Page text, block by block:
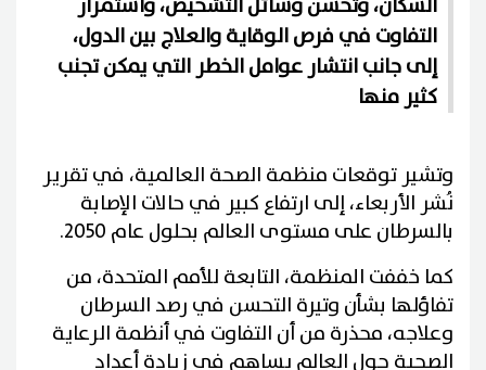
التفاوت في فرص الوقاية والعلاج بين الدول،
إلى جانب انتشار عوامل الخطر التي يمكن تجنب
كثير منها
وتشير توقعات منظمة الصحة العالمية، في تقرير
نُشر الأربعاء، إلى ارتفاع كبير في حالات الإصابة
بالسرطان على مستوى العالم بحلول عام 2050.
كما خففت المنظمة، التابعة للأمم المتحدة، من
تفاؤلها بشأن وتيرة التحسن في رصد السرطان
وعلاجه، محذرة من أن التفاوت في أنظمة الرعاية
الصحية حول العالم يساهم في زيادة أعداد